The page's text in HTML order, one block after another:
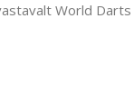
World Darts